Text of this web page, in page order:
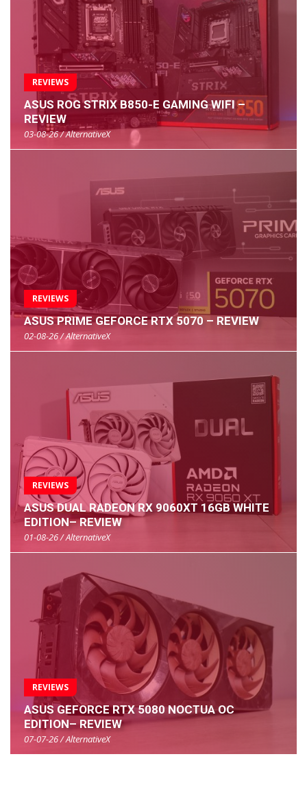
REVIEWS
ASUS ROG STRIX B850-E GAMING WIFI –
REVIEW
03-08-26 / AlternativeX
REVIEWS
ASUS PRIME GEFORCE RTX 5070 – REVIEW
02-08-26 / AlternativeX
REVIEWS
ASUS DUAL RADEON RX 9060XT 16GB WHITE
EDITION– REVIEW
01-08-26 / AlternativeX
REVIEWS
ASUS GEFORCE RTX 5080 NOCTUA OC
EDITION– REVIEW
07-07-26 / AlternativeX